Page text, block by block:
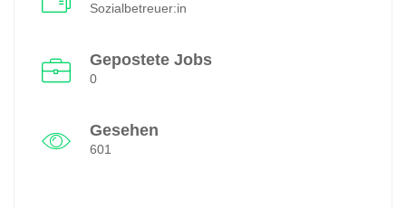
Sozialbetreuer:in
Gepostete Jobs
0
Gesehen
601